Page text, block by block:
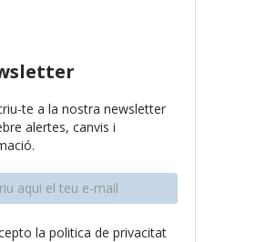
te a la nostra newsletter
alertes, canvis i
la politica de privacitat